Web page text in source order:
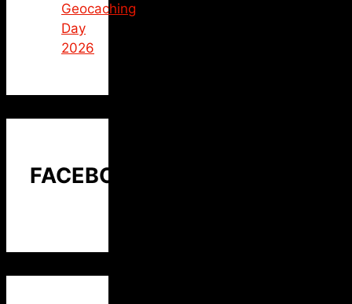
Geocaching
Day
2026
FACEBOOK